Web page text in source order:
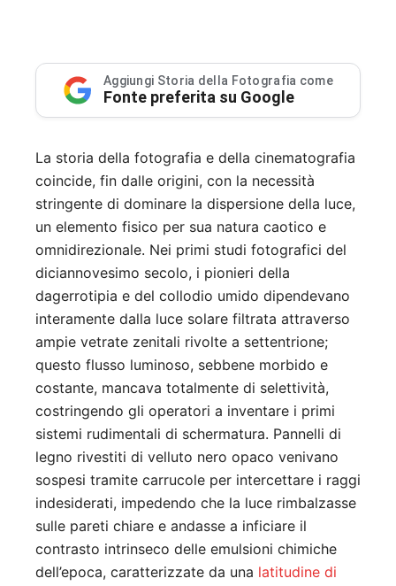
Aggiungi Storia della Fotografia come
Fonte preferita su Google
La storia della fotografia e della cinematografia
coincide, fin dalle origini, con la necessità
stringente di dominare la dispersione della luce,
un elemento fisico per sua natura caotico e
omnidirezionale. Nei primi studi fotografici del
diciannovesimo secolo, i pionieri della
dagerrotipia e del collodio umido dipendevano
interamente dalla luce solare filtrata attraverso
ampie vetrate zenitali rivolte a settentrione;
questo flusso luminoso, sebbene morbido e
costante, mancava totalmente di selettività,
costringendo gli operatori a inventare i primi
sistemi rudimentali di schermatura. Pannelli di
legno rivestiti di velluto nero opaco venivano
sospesi tramite carrucole per intercettare i raggi
indesiderati, impedendo che la luce rimbalzasse
sulle pareti chiare e andasse a inficiare il
contrasto intrinseco delle emulsioni chimiche
dell’epoca, caratterizzate da una latitudine di